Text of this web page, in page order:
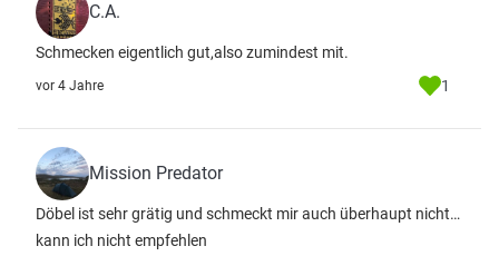
C.A.
Schmecken eigentlich gut,also zumindest mit.
vor 4 Jahre 1
Mission Predator
Döbel ist sehr grätig und schmeckt mir auch überhaupt nicht…
kann ich nicht empfehlen